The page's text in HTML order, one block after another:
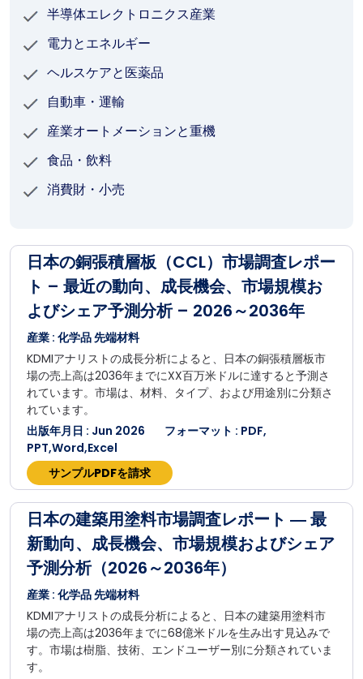
半導体エレクトロニクス産業
電力とエネルギー
ヘルスケアと医薬品
自動車・運輸
産業オートメーションと重機
食品・飲料
消費財・小売
日本の銅張積層板（CCL）市場調査レポー
ト – 最近の動向、成長機会、市場規模お
よびシェア予測分析 – 2026～2036年
産業 : 化学品 先端材料
KDMIアナリストの成長分析によると、日本の銅張積層板市
場の売上高は2036年までにXX百万米ドルに達すると予測さ
れています。市場は、材料、タイプ、および用途別に分類さ
れています。
出版年月日 : Jun 2026
フォーマット : PDF,
PPT,Word,Excel
サンプルPDFを請求
日本の建築用塗料市場調査レポート ― 最
新動向、成長機会、市場規模およびシェア
予測分析（2026～2036年）
産業 : 化学品 先端材料
KDMIアナリストの成長分析によると、日本の建築用塗料市
場の売上高は2036年までに68億米ドルを生み出す見込みで
す。市場は樹脂、技術、エンドユーザー別に分類されていま
す。